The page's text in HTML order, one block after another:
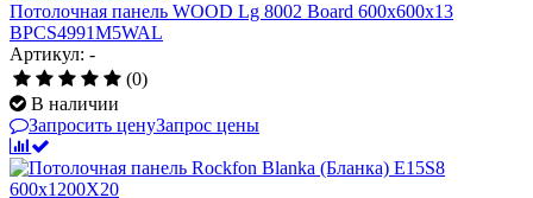
Потолочная панель WOOD Lg 8002 Board 600x600x13
BPCS4991M5WAL
Артикул: -
(0)
В наличии
Запросить ценуЗапрос цены